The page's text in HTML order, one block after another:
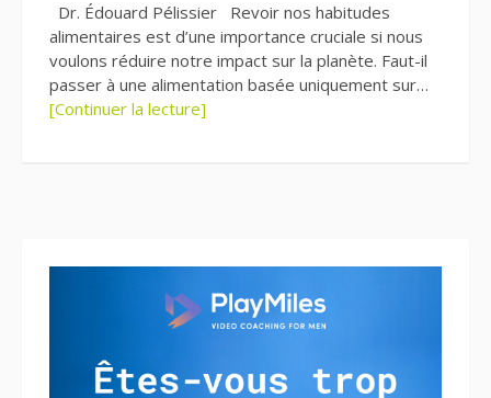
Dr. Édouard Pélissier Revoir nos habitudes
alimentaires est d’une importance cruciale si nous
voulons réduire notre impact sur la planète. Faut-il
passer à une alimentation basée uniquement sur…
[Continuer la lecture]